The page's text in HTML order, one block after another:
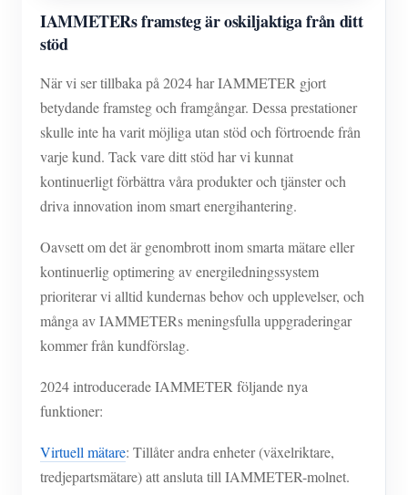
IAMMETERs framsteg är oskiljaktiga från ditt
stöd
När vi ser tillbaka på 2024 har IAMMETER gjort
betydande framsteg och framgångar. Dessa prestationer
skulle inte ha varit möjliga utan stöd och förtroende från
varje kund. Tack vare ditt stöd har vi kunnat
kontinuerligt förbättra våra produkter och tjänster och
driva innovation inom smart energihantering.
Oavsett om det är genombrott inom smarta mätare eller
kontinuerlig optimering av energiledningssystem
prioriterar vi alltid kundernas behov och upplevelser, och
många av IAMMETERs meningsfulla uppgraderingar
kommer från kundförslag.
2024 introducerade IAMMETER följande nya
funktioner:
Virtuell mätare: Tillåter andra enheter (växelriktare,
tredjepartsmätare) att ansluta till IAMMETER-molnet.